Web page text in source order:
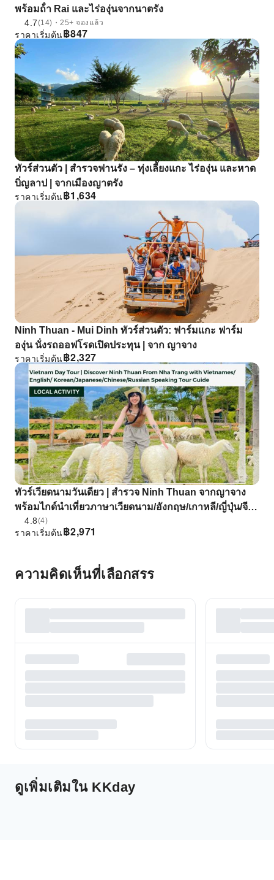
พร้อมถ้ํา Rai และไร่องุ่นจากนาตรัง
4.7(14)・25+ จองแล้ว
฿847
ราคาเริ่มต้น
ทัวร์ส่วนตัว | สํารวจฟานรัง – ทุ่งเลี้ยงแกะ ไร่องุ่น และหาด
บิ่ญลาป | จากเมืองญาตรัง
฿1,634
ราคาเริ่มต้น
Ninh Thuan - Mui Dinh ทัวร์ส่วนตัว: ฟาร์มแกะ ฟาร์ม
องุ่น นั่งรถออฟโรดเปิดประทุน | จาก ญาจาง
฿2,327
ราคาเริ่มต้น
ทัวร์เวียดนามวันเดียว | สํารวจ Ninh Thuan จากญาจาง
พร้อมไกด์นําเที่ยวภาษาเวียดนาม/อังกฤษ/เกาหลี/ญี่ปุ่น/จีน/
รัสเซีย
4.8(4)
฿2,971
ราคาเริ่มต้น
ความคิดเห็นที่เลือกสรร
ดูเพิ่มเติมใน KKday